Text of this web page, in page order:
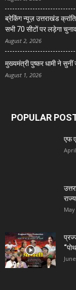
ब्रेकिंग न्यूज़ उत्तराखंड
सभी 70 सीटों पर लड़ेगा
August 2, 2026
मुख्यमंत्री पुष्कर धामी ने सुनीं
August 1, 2026
POPULAR
एफ